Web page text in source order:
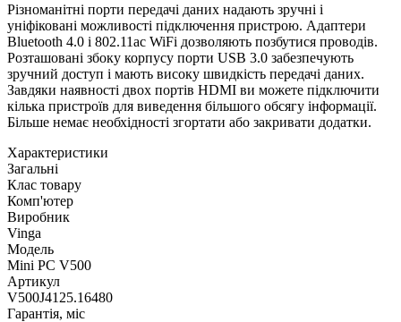
Різноманітні порти передачі даних надають зручні і
уніфіковані можливості підключення пристрою. Адаптери
Bluetooth 4.0 і 802.11ac WiFi дозволяють позбутися проводів.
Розташовані збоку корпусу порти USB 3.0 забезпечують
зручний доступ і мають високу швидкість передачі даних.
Завдяки наявності двох портів HDMI ви можете підключити
кілька пристроїв для виведення більшого обсягу інформації.
Більше немає необхідності згортати або закривати додатки.
Характеристики
Загальні
Клас товару
Комп'ютер
Виробник
Vinga
Модель
Mini PC V500
Артикул
V500J4125.16480
Гарантія, міс